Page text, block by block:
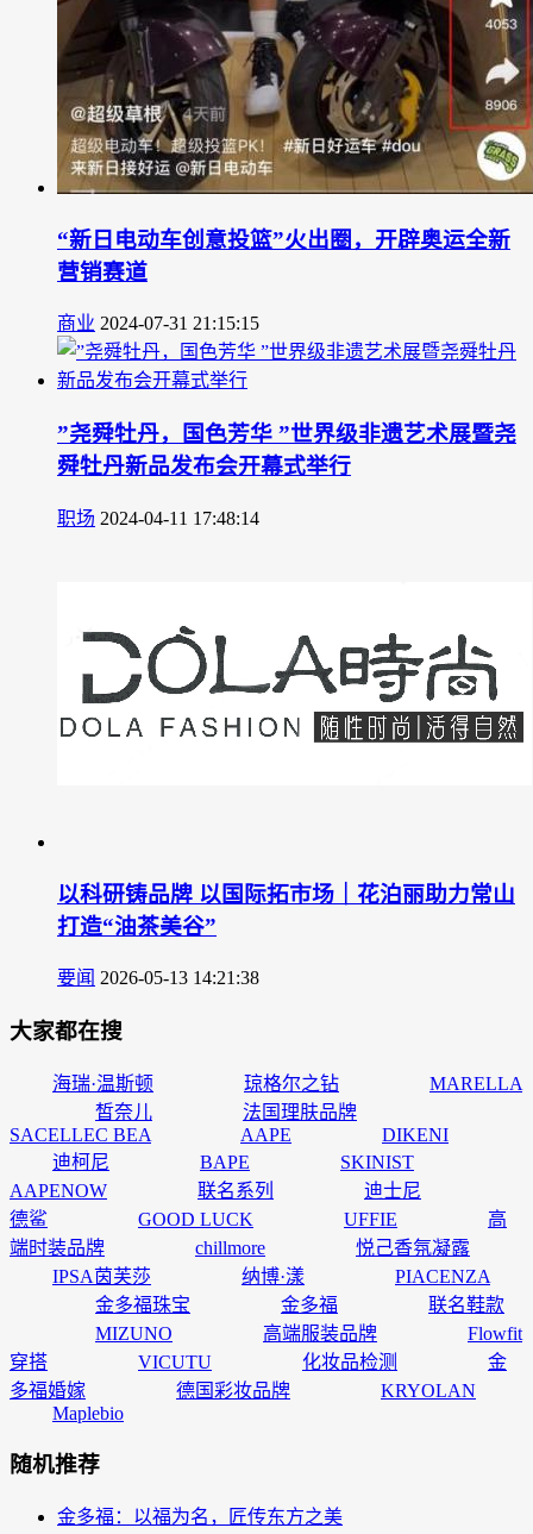
“新日电动车创意投篮”火出圈，开辟奥运全新
营销赛道
商业 2024-07-31 21:15:15
”尧舜牡丹，国色芳华 ”世界级非遗艺术展暨尧
舜牡丹新品发布会开幕式举行
职场 2024-04-11 17:48:14
以科研铸品牌 以国际拓市场｜花泊丽助力常山
打造“油茶美谷”
要闻 2026-05-13 14:21:38
大家都在搜
海瑞·温斯顿 琼格尔之钻
MARELLA
皙奈儿
法国理肤品牌
SACELLEC BEA
AAPE
DIKENI
迪柯尼
BAPE
SKINIST
AAPENOW
联名系列
迪士尼
德鲨
GOOD LUCK UFFIE
高
端时装品牌
chillmore
悦己香氛凝露
IPSA茵芙莎
纳博·漾
PIACENZA
金多福珠宝
金多福
联名鞋款
MIZUNO
高端服装品牌
Flowfit
穿搭
VICUTU 化妆品检测
金
多福婚嫁
德国彩妆品牌
KRYOLAN
Maplebio
随机推荐
金多福：以福为名，匠传东方之美